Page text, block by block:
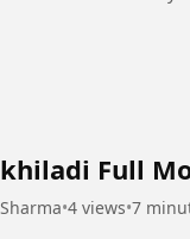
Full
•4 views•7